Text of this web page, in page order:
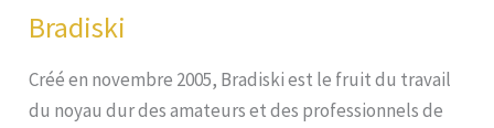
Bradiski
Créé en novembre 2005, Bradiski est le fruit du travail
du noyau dur des amateurs et des professionnels de